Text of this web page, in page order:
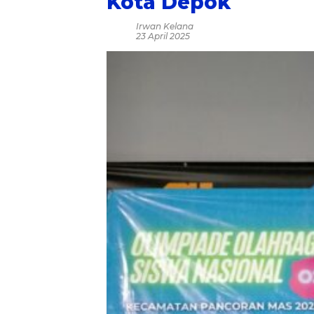
Irwan Kelana
23 April 2025